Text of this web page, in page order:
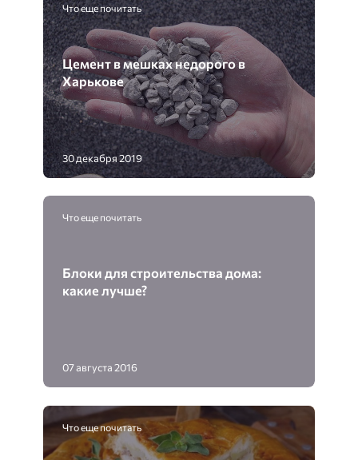
Что еще почитать
Цемент в мешках недорого в
Харькове
30 декабря 2019
Что еще почитать
Блоки для строительства дома:
какие лучше?
07 августа 2016
Что еще почитать